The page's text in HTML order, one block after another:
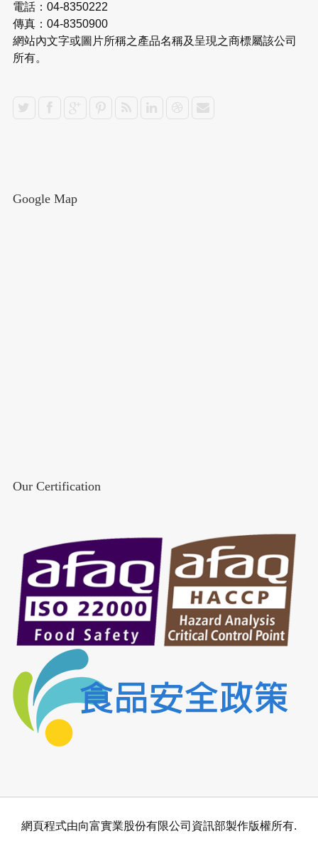
電話：04-8350222
傳真：04-8350900
網站內文字或圖片所稱之產品名稱及呈現之商標屬該公司
所有。
Google Map
Our Certification
網頁程式由向富實業股份有限公司資訊部製作版權所有.